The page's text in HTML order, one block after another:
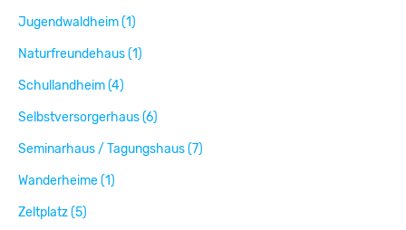
Jugendwaldheim (1)
Naturfreundehaus (1)
Schullandheim (4)
Selbstversorgerhaus (6)
Seminarhaus / Tagungshaus (7)
Wanderheime (1)
Zeltplatz (5)